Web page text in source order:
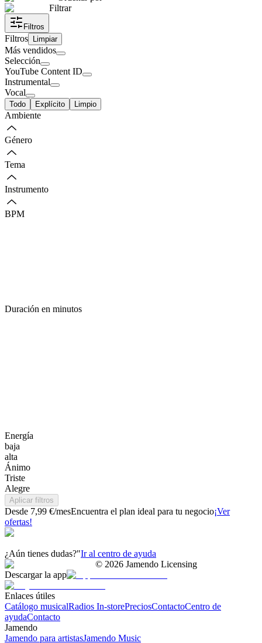
Filtrar
Filtros
Filtros Limpiar
Más vendidos
Selección
YouTube Content ID
Instrumental
Vocal
Todo Explícito Limpio
Ambiente
Género
Tema
Instrumento
BPM
Duración en minutos
Energía
baja
alta
Ánimo
Triste
Alegre
Aplicar filtros
Desde 7,99 €/mesEncuentra el plan ideal para tu negocio¡Ver
ofertas!
¿Aún tienes dudas?"Ir al centro de ayuda
© 2026 Jamendo Licensing
Descargar la app
Enlaces útiles
Catálogo musicalRadios In-storePreciosContactoCentro de
ayudaContacto
Jamendo
Jamendo para artistasJamendo Music